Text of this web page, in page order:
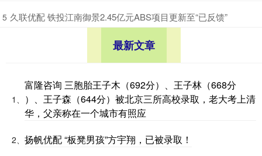
5 ​久联优配 铁投江南御景2.45亿元ABS项目更新至“已反馈”
最新文章
1、
富隆咨询 三胞胎王子木（692分）、王子林（668分
）、王子森（644分）被北京三所高校录取，老大考上清
华，父亲称在一个城市有照应
2、 扬帆优配 “板凳男孩”方宇翔，已被录取！